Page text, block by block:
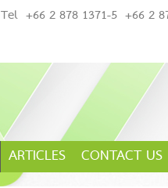
Tel +66 2 878 1371-5 +66 2
ARTICLES CONTACT US